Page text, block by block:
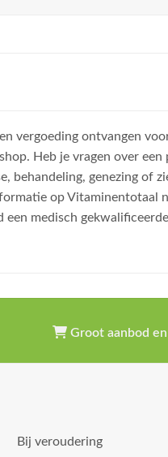
ontvangen
Heb je vragen over
behandeling, genezing of
op Vitaminentotaal
medisch
Groot aanbod
Bij veroudering